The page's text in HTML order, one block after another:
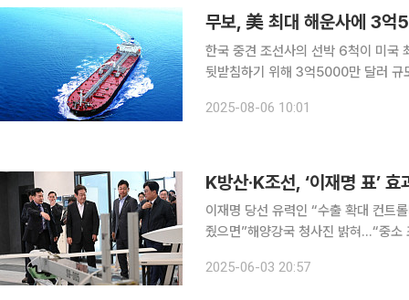
무보, 美 최대 해운사에 3
한국 중견 조선사의 선박 6척이 미국
뒷받침하기 위해 3억5000만 달러 규
국내 조선업계의 대미(對美) 진출 확
2025-08-06 10:01
K방산·K조선, ‘이재명 표’
이재명 당선 유력인 “수출 확대 컨트롤타워 신설”방산업계 “기회·위협 동시에 마주…정부, 힘 실어
줬으면”해양강국 청사진 밝혀…“중소 조선사 강화,
공약에 관련 업계에선 수혜 효과 기대
2025-06-03 20:57